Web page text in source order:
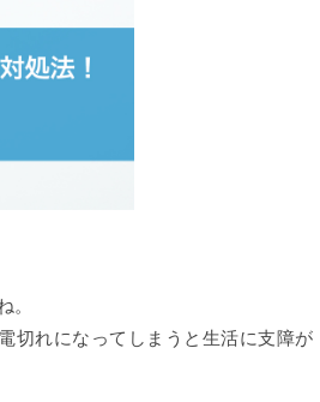
切れになってしまうと生活に支障が